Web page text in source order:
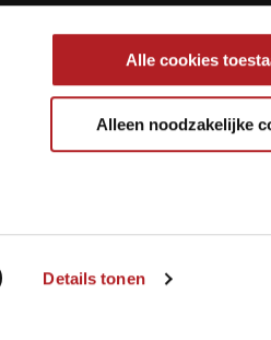
Details tonen
Alle cookies
Alleen noodzakelijke
Facebook